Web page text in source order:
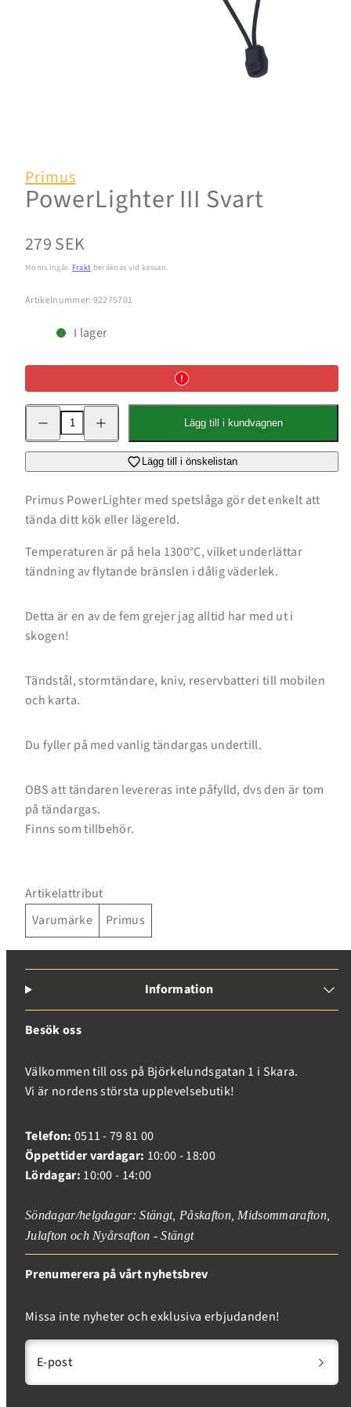
Primus
PowerLighter III Svart
Normalpris
279 SEK
Moms ingår. Frakt beräknas vid kassan.
Artikelnummer: 92275701
I lager
Minska
kvantitet
Svart
kvantitet
Svart
Lägg till i kundvagnen
Lägg till i önskelistan
Primus PowerLighter med spetslåga gör det enkelt att
tända ditt kök eller lägereld.
Temperaturen är på hela 1300°C, vilket underlättar
tändning av flytande bränslen i dålig väderlek.
Detta är en av de fem grejer jag alltid har med ut i
skogen!
Tändstål, stormtändare, kniv, reservbatteri till mobilen
och karta.
Du fyller på med vanlig tändargas undertill.
OBS att tändaren levereras inte påfylld, dvs den är tom
på tändargas.
Finns som tillbehör.
Artikelattribut
Varumärke
Primus
Information
Besök oss
Välkommen till oss på Björkelundsgatan 1 i Skara.
Vi är nordens största upplevelsebutik!
Telefon: 0511 - 79 81 00
Öppettider vardagar: 10:00 - 18:00
Lördagar: 10:00 - 14:00
Söndagar/helgdagar: Stängt, Påskafton, Midsommarafton,
Julafton och Nyårsafton - Stängt
Prenumerera på vårt nyhetsbrev
Missa inte nyheter och exklusiva erbjudanden!
E-post
Inloggning krävs
Logga in på ditt konto för att lägga till produkter i
din önskelista och se dina tidigare sparade artiklar.